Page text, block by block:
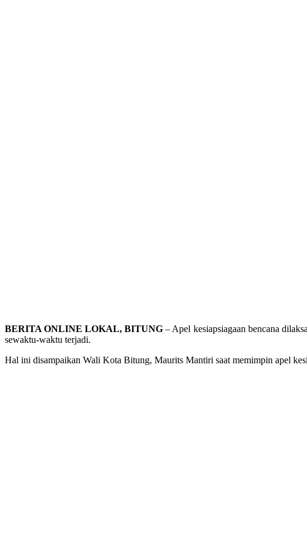
BERITA ONLINE LOKAL, BITUNG – Apel kesiapsiagaan bencana
sewaktu-waktu terjadi.
Hal ini disampaikan Wali Kota Bitung, Maurits Mantiri saat memimpin apel